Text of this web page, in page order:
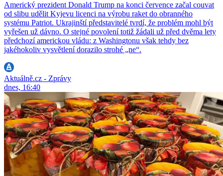
Americký prezident Donald Trump na konci července začal couvat
od slibu udělit Kyjevu licenci na výrobu raket do obranného
systému Patriot. Ukrajinští představitelé tvrdí, že problém mohl být
vyřešen už dávno. O stejné povolení totiž žádali už před dvěma lety
předchozí americkou vládu: z Washingtonu však tehdy bez
jakéhokoliv vysvětlení dorazilo strohé „ne“.
Aktuálně.cz - Zprávy
dnes, 16:40